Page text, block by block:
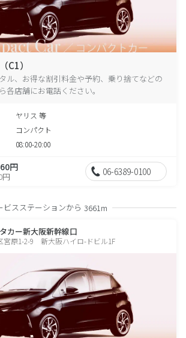
C1）
ル、お得な割引料金や予約、乗り捨てなどの
各店舗にお電話ください。
ヤリス 等
コンパクト
08:00-20:00
円
円 06-6389-0100
スステーションから 3661m
カー新大阪新幹線口
宮原1-2-9 新大阪ハイロ-ドビル1F